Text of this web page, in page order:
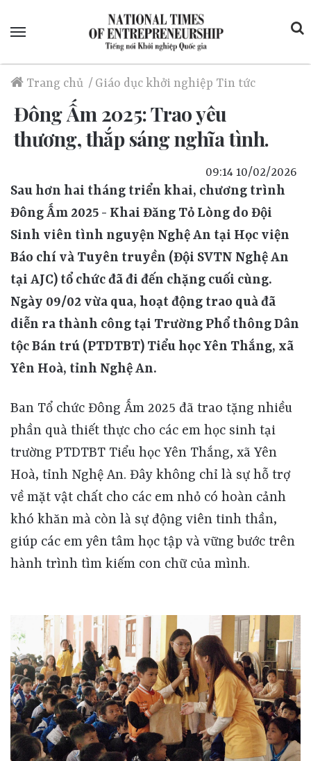
Trang chủ / Giáo dục khởi nghiệp Tin tức
Đông Ấm 2025: Trao yêu
thương, thắp sáng nghĩa tình.
09:14 10/02/2026
Sau hơn hai tháng triển khai, chương trình
Đông Ấm 2025 - Khai Đăng Tỏ Lòng do Đội
Sinh viên tình nguyện Nghệ An tại Học viện
Báo chí và Tuyên truyền (Đội SVTN Nghệ An
tại AJC) tổ chức đã đi đến chặng cuối cùng.
Ngày 09/02 vừa qua, hoạt động trao quà đã
diễn ra thành công tại Trường Phổ thông Dân
tộc Bán trú (PTDTBT) Tiểu học Yên Thắng, xã
Yên Hoà, tỉnh Nghệ An.
Ban Tổ chức Đông Ấm 2025 đã trao tặng nhiều
phần quà thiết thực cho các em học sinh tại
trường PTDTBT Tiểu học Yên Thắng, xã Yên
Hoà, tỉnh Nghệ An. Đây không chỉ là sự hỗ trợ
về mặt vật chất cho các em nhỏ có hoàn cảnh
khó khăn mà còn là sự động viên tinh thần,
giúp các em yên tâm học tập và vững bước trên
hành trình tìm kiếm con chữ của mình.